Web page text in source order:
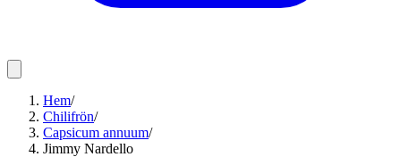
Hem/
Chilifrön/
Capsicum annuum/
Jimmy Nardello